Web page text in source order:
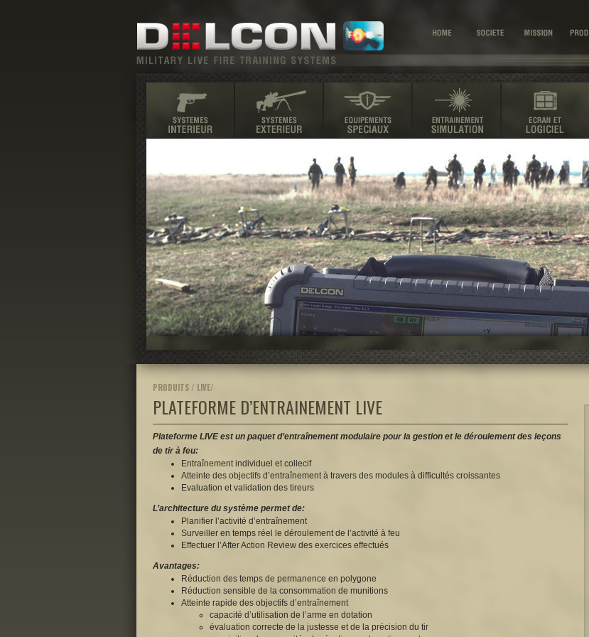
PRODUITS / LIVE/
PLATEFORME D’ENTRAINEMENT LIVE
Plateforme LIVE est un paquet d’entraînement modulaire pour la gestion et le déroulement des leçons
de tir à feu:
Entraînement individuel et collecif
Atteinte des objectifs d’entraînement à travers des modules à difficultés croissantes
Evaluation et validation des tireurs
L’architecture du système permet de:
Planifier l’activité d’entraînement
Surveiller en temps réel le déroulement de l’activité à feu
Effectuer l’After Action Review des exercices effectués
Avantages:
Réduction des temps de permanence en polygone
Réduction sensible de la consommation de munitions
Atteinte rapide des objectifs d’entraînement
capacité d’utilisation de l’arme en dotation
évaluation correcte de la justesse et de la précision du tir